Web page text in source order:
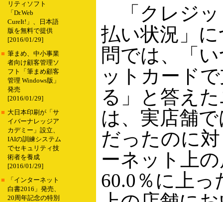
リティソフト
「Dr.Web
CureIt!」、日本語
版を無料で提供
[2016/01/29]
■ 筆まめ、中小事業
者向け顧客管理ソ
フト「筆まめ顧客
管理 Windows版」
発売
[2016/01/29]
■ 大日本印刷が「サ
イバーナレッジア
カデミー」設立、
IAIの訓練システム
でセキュリティ技
術者を養成
[2016/01/29]
■
「インターネット
白書2016」発売、
20周年記念の特別
「クレジッ
払い状況」
問では、「
ットカード
る」と答え
は、実店舗
だったのに
ーネット上
60.0％に上っ